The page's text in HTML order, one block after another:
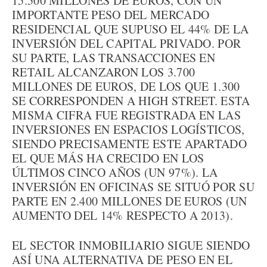
IMPORTANTE PESO DEL MERCADO
RESIDENCIAL QUE SUPUSO EL 44% DE LA
INVERSIÓN DEL CAPITAL PRIVADO. POR
SU PARTE, LAS TRANSACCIONES EN
RETAIL ALCANZARON LOS 3.700
MILLONES DE EUROS, DE LOS QUE 1.300
SE CORRESPONDEN A HIGH STREET. ESTA
MISMA CIFRA FUE REGISTRADA EN LAS
INVERSIONES EN ESPACIOS LOGÍSTICOS,
SIENDO PRECISAMENTE ESTE APARTADO
EL QUE MÁS HA CRECIDO EN LOS
ÚLTIMOS CINCO AÑOS (UN 97%). LA
INVERSIÓN EN OFICINAS SE SITUÓ POR SU
PARTE EN 2.400 MILLONES DE EUROS (UN
AUMENTO DEL 14% RESPECTO A 2013).
EL SECTOR INMOBILIARIO SIGUE SIENDO
ASÍ UNA ALTERNATIVA DE PESO EN EL